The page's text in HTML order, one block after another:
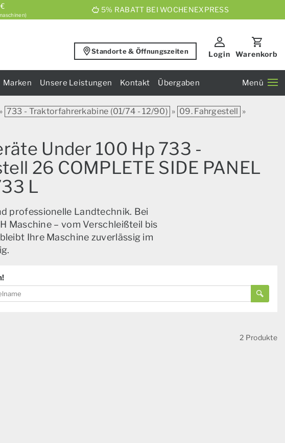
5% RABATT BEI WOCHENEXPRESS
Standorte & Öffnungszeiten Login Warenkorb
Marken Unsere Leistungen Kontakt Übergaben Menü
» 733 - Traktorfahrerkabine (01/74 - 12/90) » 09. Fahrgestell »
Under 100 Hp 733 -
26 COMPLETE SIDE PANEL
L
professionelle Landtechnik. Bei
Maschine – vom Verschleißteil bis
Ihre Maschine zuverlässig im
2 Produkte